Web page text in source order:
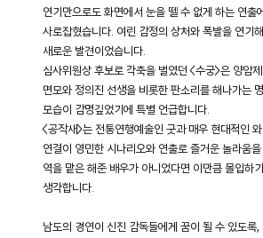
연기만으로도 화면에서 눈을 뗄 수 없게 하는 연출
사로잡혔습니다. 여린 감정의 상처와 폭발을 연기
새로운 발견이었습니다.
심사위원상 후보로 각축을 벌였던 <수궁>은 양암
면모와 정의진 선생을 비롯한 판소리를 해나가는
모습이 감명깊었기에 특별 언급합니다.
<공작새>는 전통연행예술인 굿과 매우 현대적인
연결이 영민한 시나리오와 연출로 즐거운 놀라움
역을 맡은 해준 배우가 아니었다면 이만큼 몰입하
생각합니다.
남도의 경연이 신진 감독들에게 꿈이 될 수 있도록,